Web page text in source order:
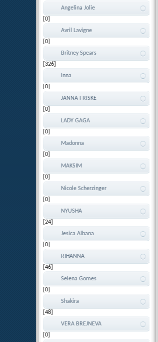
Angelina Jolie
[0]
Avril Lavigne
[0]
Britney Spears
[326]
Inna
[0]
JANNA FRISKE
[0]
LADY GAGA
[0]
Madonna
[0]
MAKSIM
[0]
Nicole Scherzinger
[0]
NYUSHA
[24]
Jesica Albana
[0]
RIHANNA
[46]
Selena Gomes
[0]
Shakira
[48]
VERA BREJNEVA
[0]